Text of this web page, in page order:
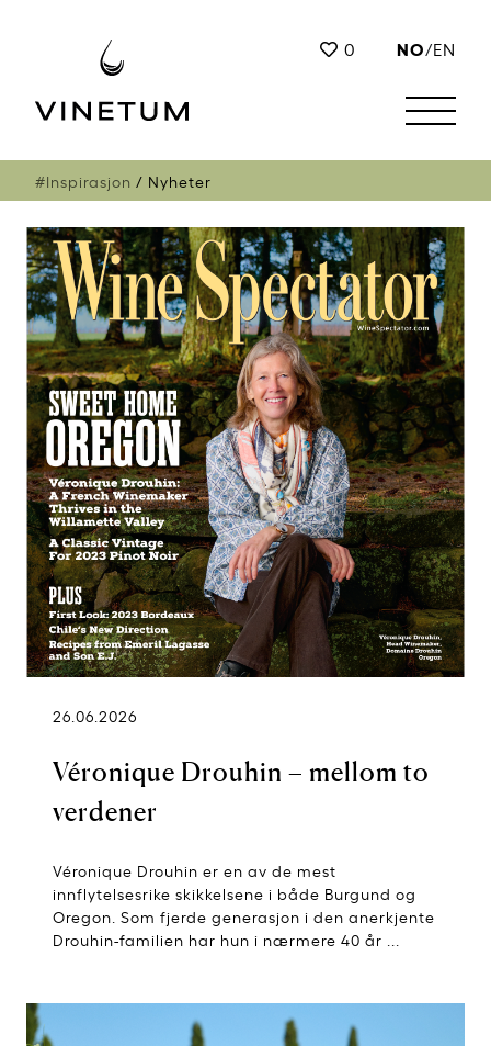
0 NO/EN
#Inspirasjon Nyheter
26.06.2026
Véronique Drouhin – mellom to
verdener
Véronique Drouhin er en av de mest
innflytelsesrike skikkelsene i både Burgund og
Oregon. Som fjerde generasjon i den anerkjente
Drouhin-familien har hun i nærmere 40 år ...